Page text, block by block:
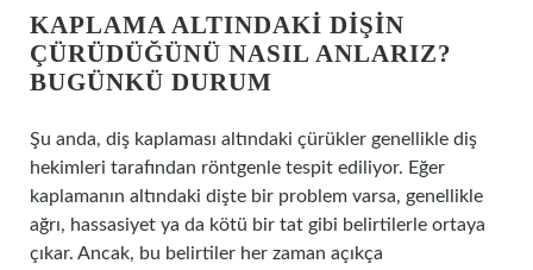
KAPLAMA ALTINDAKI DIŞIN
ÇÜRÜDÜĞÜNÜ NASIL ANLARIZ?
BUGÜNKÜ DURUM
Şu anda, diş kaplaması altındaki çürükler genellikle diş
hekimleri tarafından röntgenle tespit ediliyor. Eğer
kaplamanın altındaki dişte bir problem varsa, genellikle
ağrı, hassasiyet ya da kötü bir tat gibi belirtilerle ortaya
çıkar. Ancak, bu belirtiler her zaman açıkça